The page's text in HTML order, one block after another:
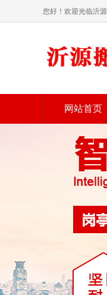
您好！欢迎光临沂
网站首页